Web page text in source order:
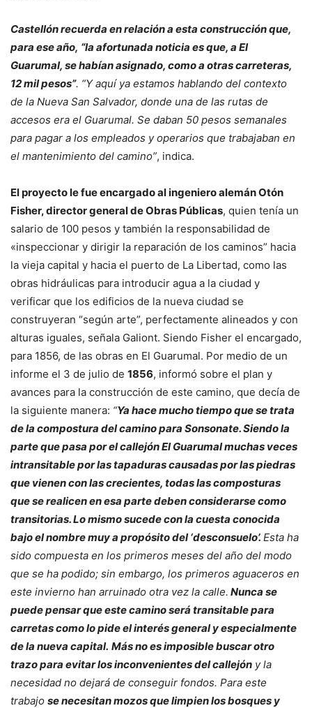
Castellón recuerda en relación a esta construcción que,
para ese año, “la afortunada noticia es que, a El
Guarumal, se habían asignado, como a otras carreteras,
12 mil pesos”. “Y aquí ya estamos hablando del contexto
de la Nueva San Salvador, donde una de las rutas de
accesos era el Guarumal. Se daban 50 pesos semanales
para pagar a los empleados y operarios que trabajaban en
el mantenimiento del camino”, indica.
El proyecto le fue encargado al ingeniero alemán Otón
Fisher, director general de Obras Públicas, quien tenía un
salario de 100 pesos y también la responsabilidad de
«inspeccionar y dirigir la reparación de los caminos” hacia
la vieja capital y hacia el puerto de La Libertad, como las
obras hidráulicas para introducir agua a la ciudad y
verificar que los edificios de la nueva ciudad se
construyeran “según arte”, perfectamente alineados y con
alturas iguales, señala Galiont. Siendo Fisher el encargado,
para 1856, de las obras en El Guarumal. Por medio de un
informe el 3 de julio de 1856, informó sobre el plan y
avances para la construcción de este camino, que decía de
la siguiente manera: “Ya hace mucho tiempo que se trata
de la compostura del camino para Sonsonate. Siendo la
parte que pasa por el callejón El Guarumal muchas veces
intransitable por las tapaduras causadas por las piedras
que vienen con las crecientes, todas las composturas
que se realicen en esa parte deben considerarse como
transitorias. Lo mismo sucede con la cuesta conocida
bajo el nombre muy a propósito del ‘desconsuelo’. Esta ha
sido compuesta en los primeros meses del año del modo
que se ha podido; sin embargo, los primeros aguaceros en
este invierno han arruinado otra vez la calle. Nunca se
puede pensar que este camino será transitable para
carretas como lo pide el interés general y especialmente
de la nueva capital. Más no es imposible buscar otro
trazo para evitar los inconvenientes del callejón y la
necesidad no dejará de conseguir fondos. Para este
trabajo se necesitan mozos que limpien los bosques y